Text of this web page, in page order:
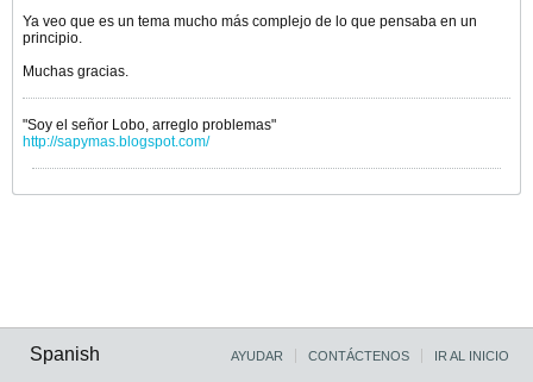
Ya veo que es un tema mucho más complejo de lo que pensaba en un
principio.
Muchas gracias.
"Soy el señor Lobo, arreglo problemas"
http://sapymas.blogspot.com/
Spanish AYUDAR CONTÁCTENOS IR AL INICIO